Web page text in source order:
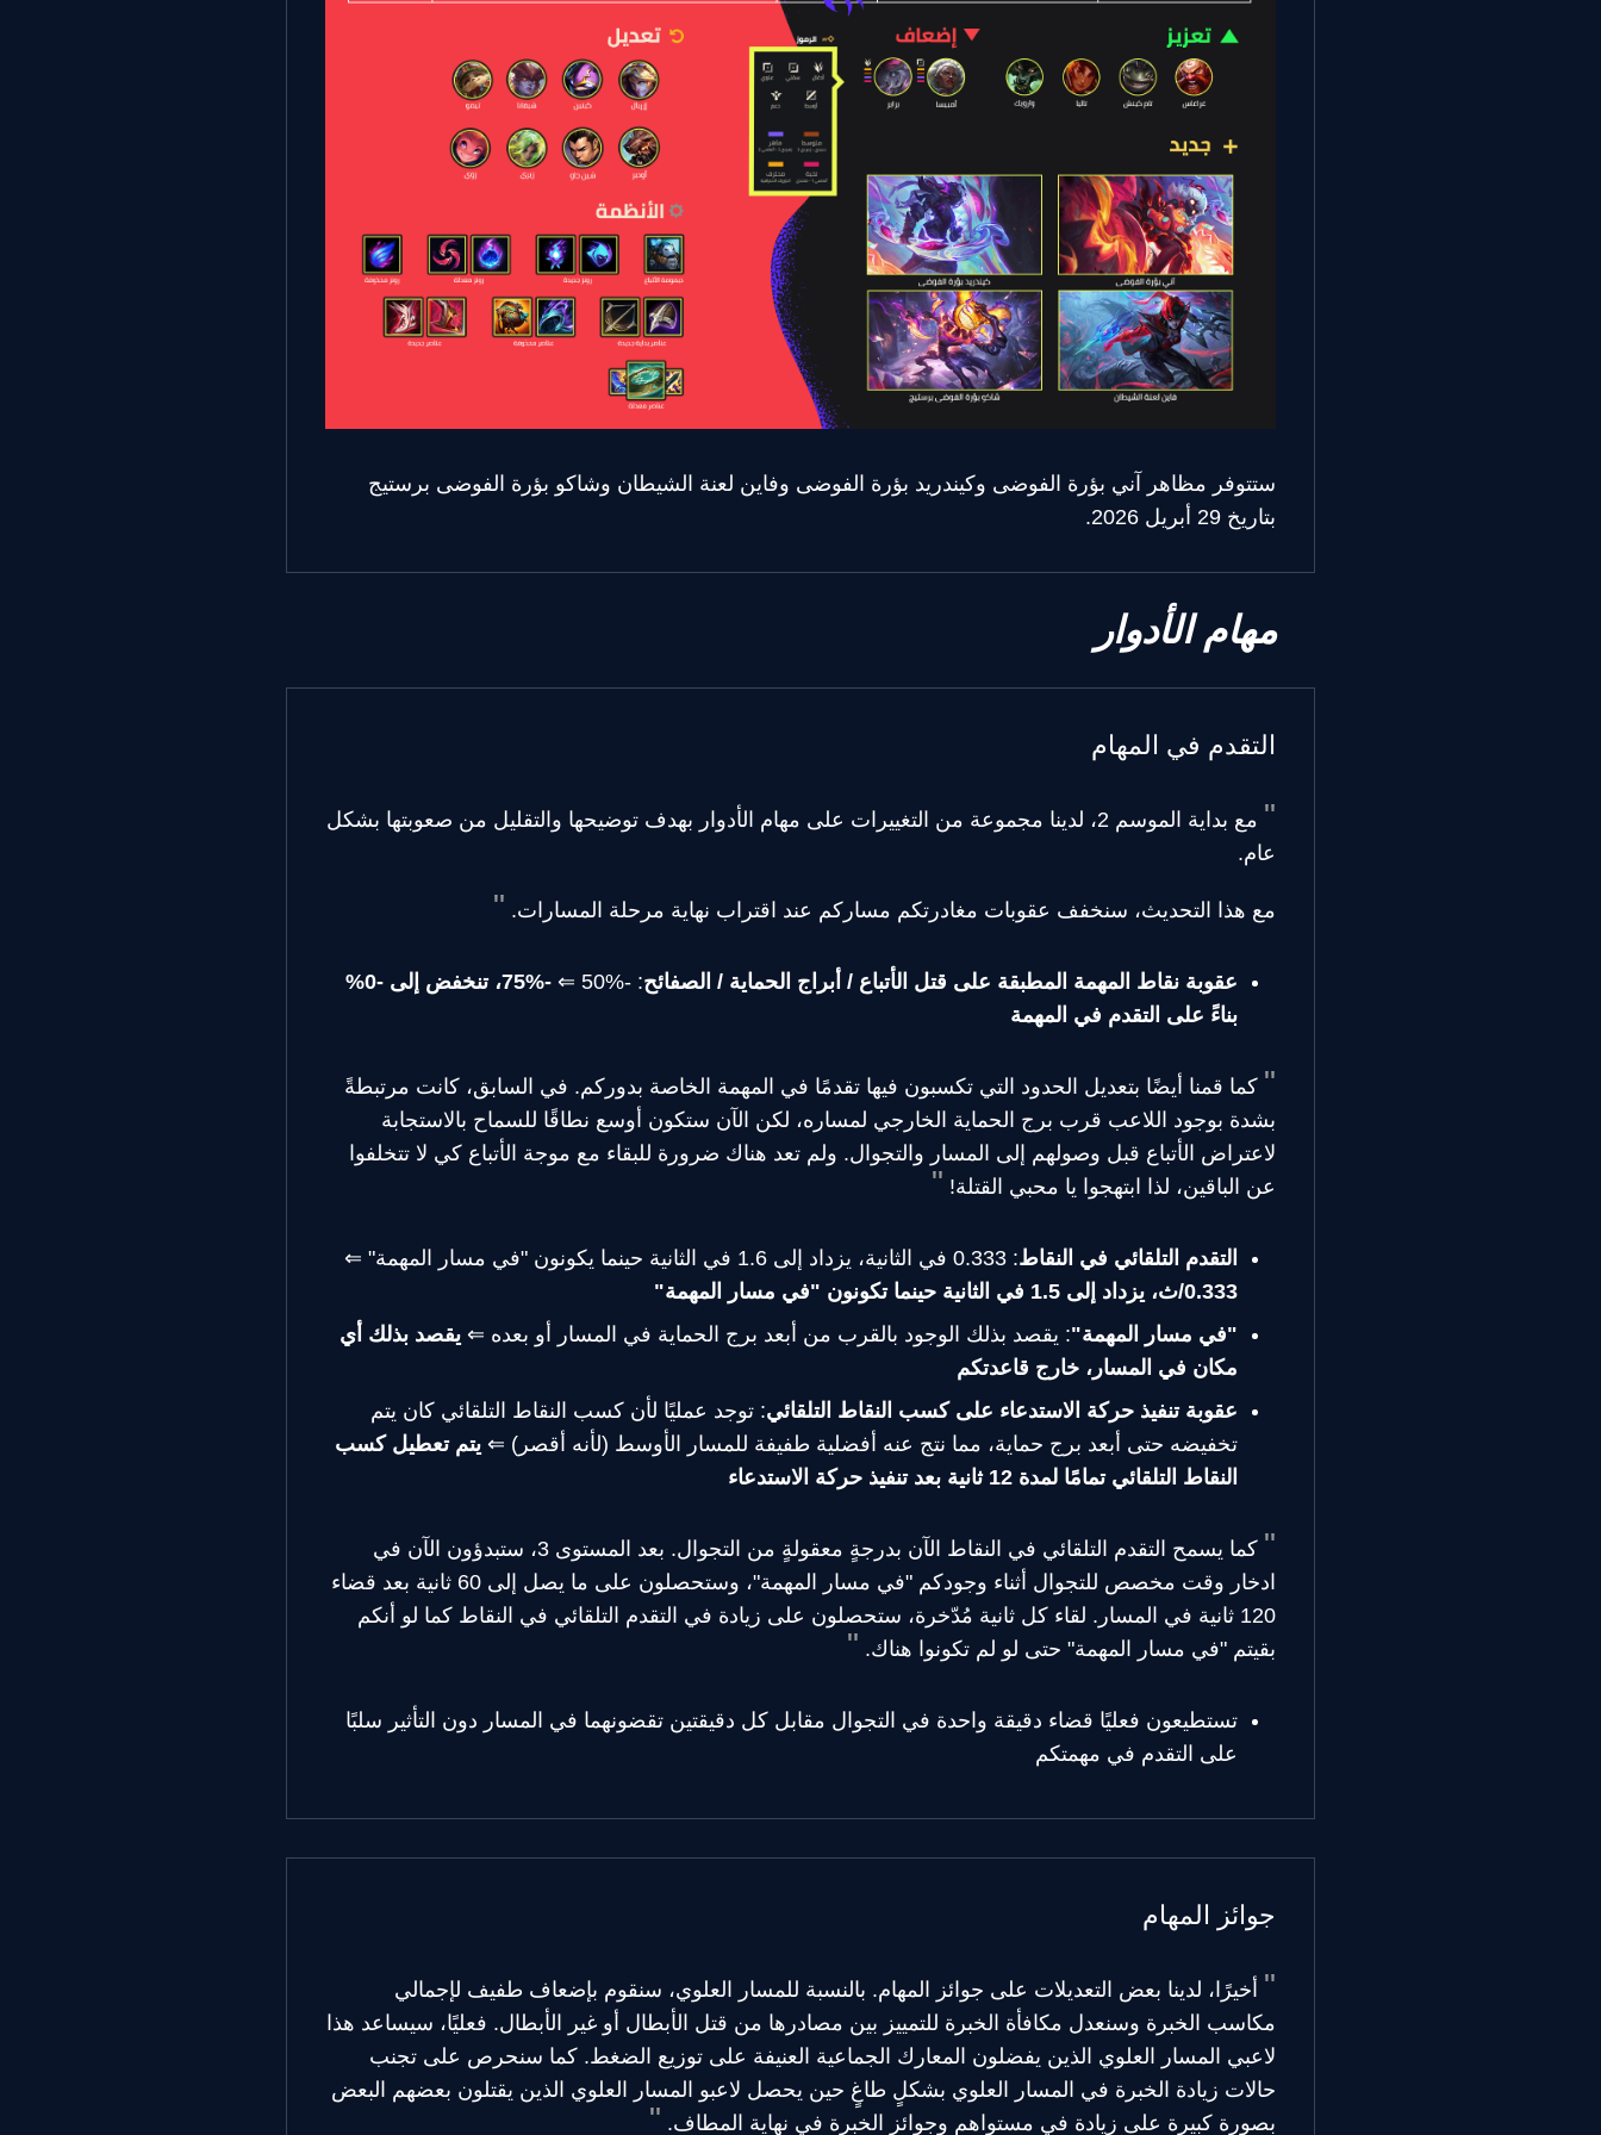
ستتوفر مظاهر آني بؤرة الفوضى وكيندريد بؤرة الفوضى وفاين لعنة الشيطان وشاكو بؤرة الفوضى برستيج
بتاريخ 29 أبريل 2026.
مهام الأدوار
التقدم في المهام
مع بداية الموسم 2، لدينا مجموعة من التغييرات على مهام الأدوار بهدف توضيحها والتقليل من صعوبتها بشكل
عام.
مع هذا التحديث، سنخفف عقوبات مغادرتكم مساركم عند اقتراب نهاية مرحلة المسارات.
عقوبة نقاط المهمة المطبقة على قتل الأتباع / أبراج الحماية / الصفائح: -50% ⇐
-75%، تنخفض إلى -0%
بناءً على التقدم في المهمة
كما قمنا أيضًا بتعديل الحدود التي تكسبون فيها تقدمًا في المهمة الخاصة بدوركم. في السابق، كانت مرتبطةً
بشدة بوجود اللاعب قرب برج الحماية الخارجي لمساره، لكن الآن ستكون أوسع نطاقًا للسماح بالاستجابة
لاعتراض الأتباع قبل وصولهم إلى المسار والتجوال. ولم تعد هناك ضرورة للبقاء مع موجة الأتباع كي لا تتخلفوا
عن الباقين، لذا ابتهجوا يا محبي القتلة!
التقدم التلقائي في النقاط: 0.333 في الثانية، يزداد إلى 1.6 في الثانية حينما يكونون "في مسار المهمة" ⇐
0.333/ث، يزداد إلى 1.5 في الثانية حينما تكونون "في مسار المهمة"
"في مسار المهمة": يقصد بذلك الوجود بالقرب من أبعد برج الحماية في المسار أو بعده ⇐ يقصد بذلك أي
مكان في المسار، خارج قاعدتكم
عقوبة تنفيذ حركة الاستدعاء على كسب النقاط التلقائي: توجد عمليًا لأن كسب النقاط التلقائي كان يتم
تخفيضه حتى أبعد برج حماية، مما نتج عنه أفضلية طفيفة للمسار الأوسط (لأنه أقصر) ⇐ يتم تعطيل كسب
النقاط التلقائي تمامًا لمدة 12 ثانية بعد تنفيذ حركة الاستدعاء
كما يسمح التقدم التلقائي في النقاط الآن بدرجةٍ معقولةٍ من التجوال. بعد المستوى 3، ستبدؤون الآن في
ادخار وقت مخصص للتجوال أثناء وجودكم "في مسار المهمة"، وستحصلون على ما يصل إلى 60 ثانية بعد قضاء
120 ثانية في المسار. لقاء كل ثانية مُدّخرة، ستحصلون على زيادة في التقدم التلقائي في النقاط كما لو أنكم
بقيتم "في مسار المهمة" حتى لو لم تكونوا هناك.
تستطيعون فعليًا قضاء دقيقة واحدة في التجوال مقابل كل دقيقتين تقضونهما في المسار دون التأثير سلبًا
على التقدم في مهمتكم
جوائز المهام
أخيرًا، لدينا بعض التعديلات على جوائز المهام. بالنسبة للمسار العلوي، سنقوم بإضعاف طفيف لإجمالي
مكاسب الخبرة وسنعدل مكافأة الخبرة للتمييز بين مصادرها من قتل الأبطال أو غير الأبطال. فعليًا، سيساعد هذا
لاعبي المسار العلوي الذين يفضلون المعارك الجماعية العنيفة على توزيع الضغط. كما سنحرص على تجنب
حالات زيادة الخبرة في المسار العلوي بشكلٍ طاغٍ حين يحصل لاعبو المسار العلوي الذين يقتلون بعضهم البعض
بصورة كبيرة على زيادة في مستواهم وجوائز الخبرة في نهاية المطاف.